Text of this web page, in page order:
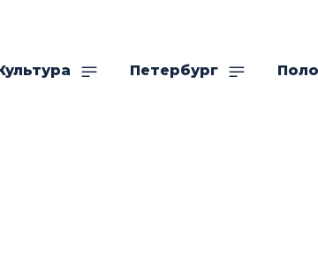
Петербург